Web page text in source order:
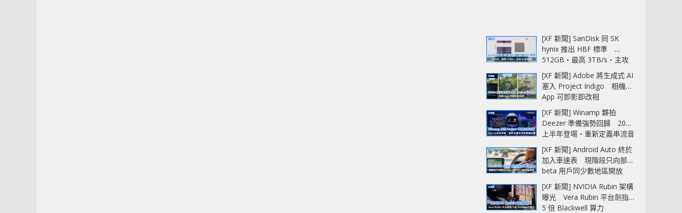
[XF 新聞] SanDisk 同 SK
hynix 推出 HBF 標準
512GB‧最高 3TB/s‧主攻
AI 記憶體
[XF 新聞] Adobe 將生成式 AI
塞入 Project Indigo 相機
App 可即影即改相
[XF 新聞] Winamp 夥拍
Deezer 準備強勢回歸 2027
上半年登場‧重新定義串流音
樂播放器
[XF 新聞] Android Auto 終於
加入車速表 現階段只向部分
beta 用戶同少數地區開放
[XF 新聞] NVIDIA Rubin 架構
曝光 Vera Rubin 平台劍指
5 倍 Blackwell 算力